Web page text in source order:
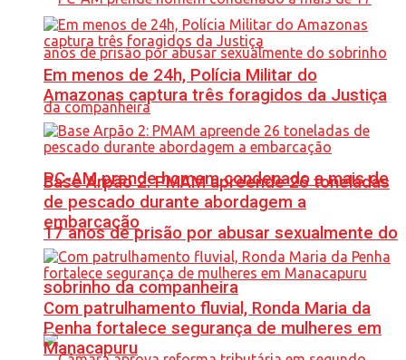
PC-AM prende homem condenado a mais de
17 anos de prisão por abusar sexualmente do
sobrinho da companheira
Em menos de 24h, Polícia Militar do
Amazonas captura três foragidos da Justiça
Base Arpão 2: PMAM apreende 26 toneladas
de pescado durante abordagem a
embarcação
Com patrulhamento fluvial, Ronda Maria da
Penha fortalece segurança de mulheres em
Manacapuru